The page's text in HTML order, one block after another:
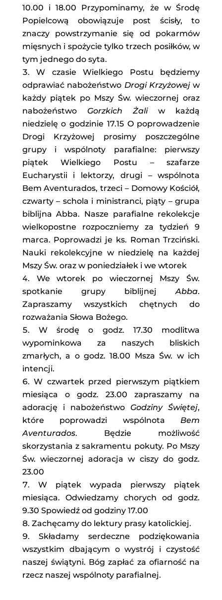
10.00 i 18.00 Przypominamy, że w Środę
Popielcową obowiązuje post ścisły, to
znaczy powstrzymanie się od pokarmów
mięsnych i spożycie tylko trzech posiłków, w
tym jednego do syta.
W czasie Wielkiego Postu będziemy
odprawiać nabożeństwo Drogi Krzyżowejw
każdy piątek po Mszy Św. wieczornej oraz
nabożeństwo Gorzkich Żaliw każdą
niedzielę o godzinie 17.15 O poprowadzenie
Drogi Krzyżowej prosimy poszczególne
grupy i wspólnoty parafialne: pierwszy
piątek Wielkiego Postu – szafarze
Eucharystii i lektorzy, drugi – wspólnota
Bem Aventurados, trzeci – Domowy Kościół,
czwarty – schola i ministranci, piąty – grupa
biblijna Abba. Nasze parafialne rekolekcje
wielkopostne rozpoczniemy za tydzień 9
marca. Poprowadzi je ks. Roman Trzciński.
Nauki rekolekcyjne w niedzielę na każdej
Mszy Św. oraz w poniedziałek i we wtorek
We wtorek po wieczornej Mszy Św.
spotkanie grupy biblijnejAbba.
Zapraszamy wszystkich chętnych do
rozważania Słowa Bożego.
W środę o godz. 17.30 modlitwa
wypominkowa za naszych bliskich
zmarłych, a o godz. 18.00 Msza Św. w ich
intencji.
W czwartek przed pierwszym piątkiem
miesiąca o godz. 23.00 zapraszamy na
adorację i nabożeństwo Godziny Świętej,
które poprowadzi wspólnota Bem
Aventurados. Będzie możliwość
skorzystania z sakramentu pokuty. Po Mszy
Św. wieczornej adoracja w ciszy do godz.
23.00
W piątek wypada pierwszy piątek
miesiąca. Odwiedzamy chorych od godz.
9.30 Spowiedź od godziny 17.00
Zachęcamy do lektury prasy katolickiej.
Składamy serdeczne podziękowania
wszystkim dbającym o wystrój i czystość
naszej świątyni. Bóg zapłać za ofiarność na
rzecz naszej wspólnoty parafialnej.